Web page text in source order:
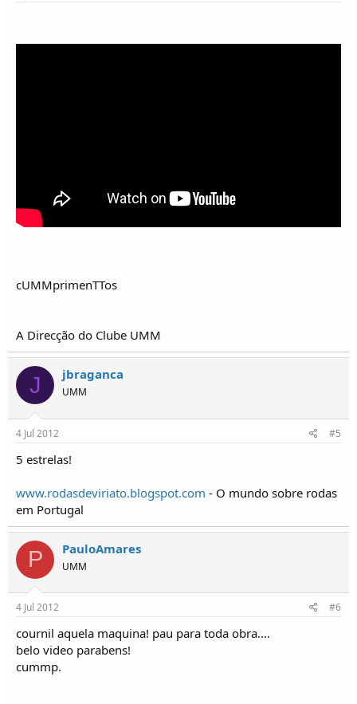
cUMMprimenTTos
A Direcção do Clube UMM
J jbraganca
UMM
4 Jul 2012 #5
5 estrelas!
www.rodasdeviriato.blogspot.com - O mundo sobre rodas
em Portugal
P PauloAmares
UMM
4 Jul 2012 #6
cournil aquela maquina! pau para toda obra....
belo video parabens!
cummp.